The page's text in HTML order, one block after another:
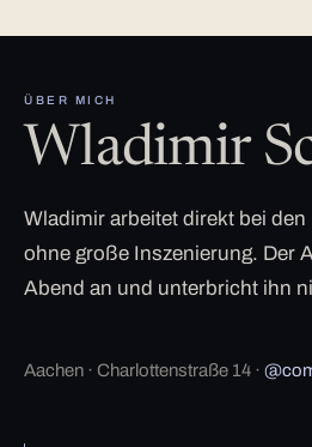
ÜBER MICH
Wladimir
Wladimir arbeitet direkt bei
ohne große Inszenierung. Der
Abend an und unterbricht ihn
Aachen · Charlottenstraße 14 ·